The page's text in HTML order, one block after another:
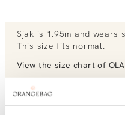
Sjak is 1.95m and wears
This size fits normal .
View the size chart of
View more outfits of Sjak.